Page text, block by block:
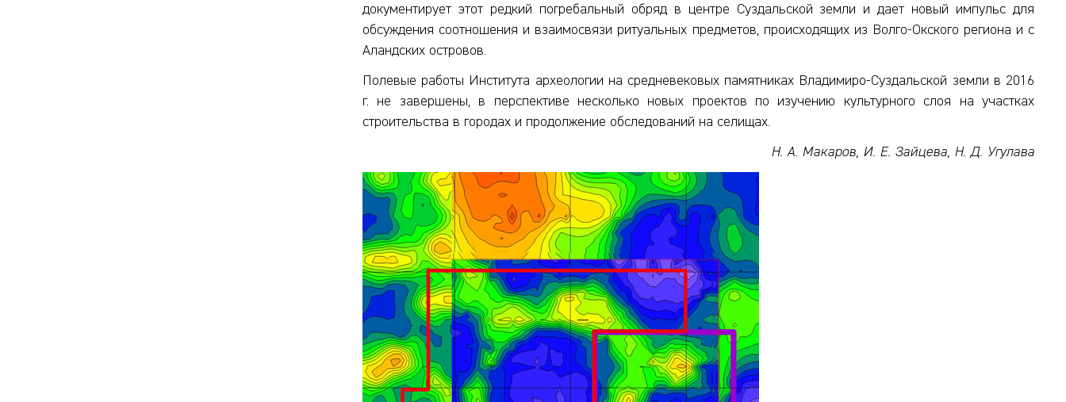
документирует этот редкий погребальный обряд в центре Суздальской земли и дает новый импульс для
обсуждения соотношения и взаимосвязи ритуальных предметов, происходящих из Волго-Окского региона и с
Аландских островов.
Полевые работы Института археологии на средневековых памятниках Владимиро-Суздальской земли в 2016
г. не завершены, в перспективе несколько новых проектов по изучению культурного слоя на участках
строительства в городах и продолжение обследований на селищах.
Н. А. Макаров, И. Е. Зайцева, Н. Д. Угулава